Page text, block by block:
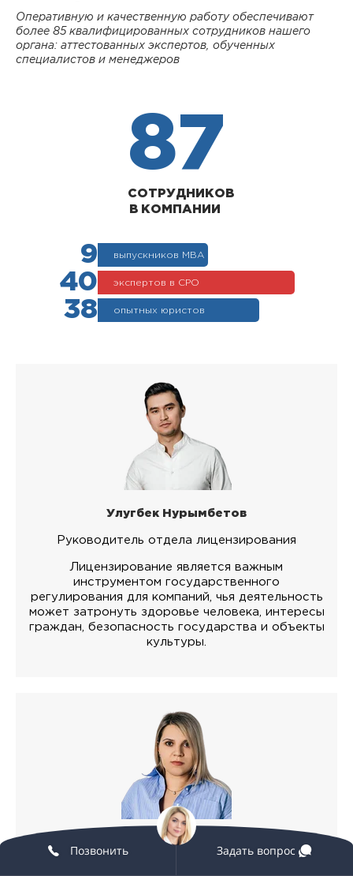
Оперативную и качественную работу обеспечивают
более 85 квалифицированных сотрудников нашего
органа: аттестованных экспертов, обученных
специалистов и менеджеров
87
СОТРУДНИКОВ
В КОМПАНИИ
9 выпускников МВА
40 экспертов в СРО
38 опытных юристов
Улугбек Нурымбетов
Руководитель отдела лицензирования
Лицензирование является важным
инструментом государственного
регулирования для компаний, чья деятельность
может затронуть здоровье человека, интересы
граждан, безопасность государства и объекты
культуры.
Елена Волчкова
Позвонить Задать вопрос